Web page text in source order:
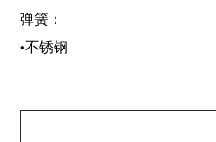
弹簧：
•不锈钢